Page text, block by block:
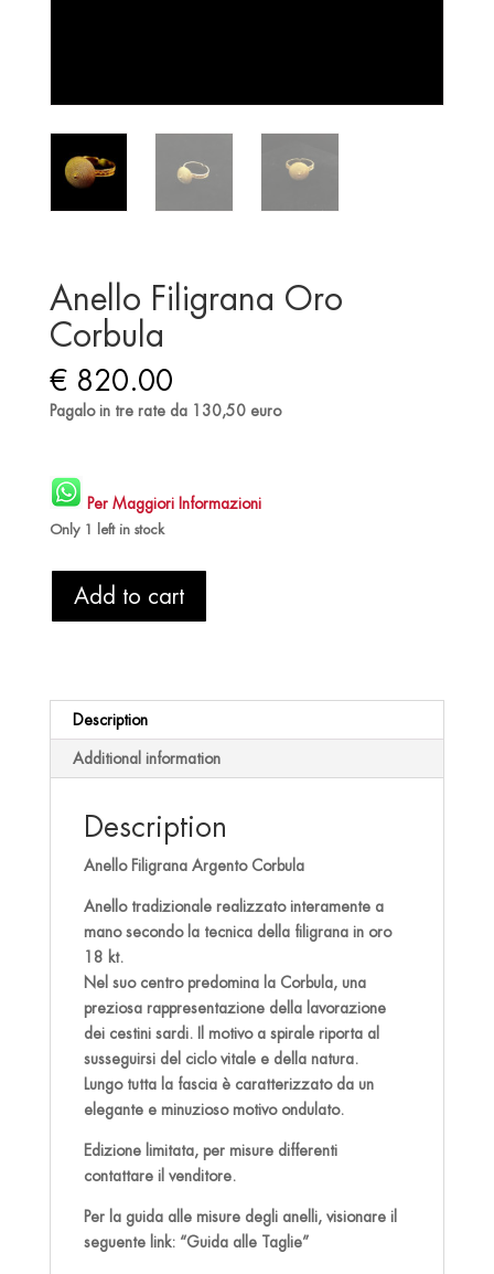
Anello Filigrana Oro
Corbula
€820.00
Pagalo in tre rate da 130,50 euro
Per Maggiori Informazioni
Only 1 left in stock
Filigrana
Add to cart
Description
Additional information
Description
Anello Filigrana Argento Corbula
Anello tradizionale realizzato interamente a
mano secondo la tecnica della filigrana in oro
18 kt.
Nel suo centro predomina la Corbula, una
preziosa rappresentazione della lavorazione
dei cestini sardi. Il motivo a spirale riporta al
susseguirsi del ciclo vitale e della natura.
Lungo tutta la fascia è caratterizzato da un
elegante e minuzioso motivo ondulato.
Edizione limitata, per misure differenti
contattare il venditore.
Per la guida alle misure degli anelli, visionare il
seguente link: “Guida alle Taglie”